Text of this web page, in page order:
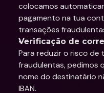
colocamos
pagamento na tua
transações
Verificação de
Para reduzir o risco de
fraudulentas, pedimos
nome do destinatário
IBAN.